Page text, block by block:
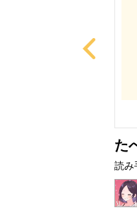
た
読み